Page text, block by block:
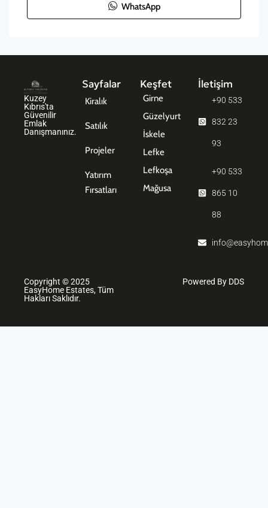
WhatsApp
Kuzey
Kıbrıs'ta
Güvenilir
Emlak
Danışmanınız.
Sayfalar
Kiralık
Satılık
Projeler
Yatırım
Fırsatları
Keşfet
Girne
Güzelyurt
İskele
Lefke
Lefkoşa
Mağusa
İletişim
+90 533
832 23
93
+90 533
865 10
88
Copyright © 2025
EasyHome Estates, Tüm
Hakları Saklıdır.
Powered By DDS